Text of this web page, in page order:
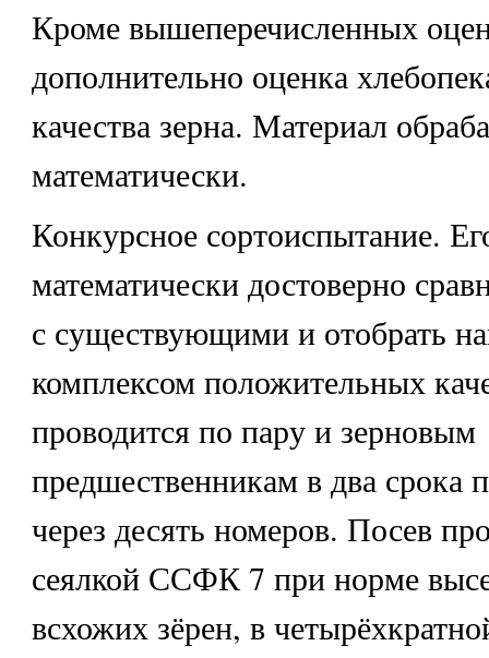
Кроме вышеперечисленных
дополнительно оценка
качества зерна. Материал
математически.
Конкурсное сортоиспытание.
математически достоверно
с существующими и отобрать
комплексом положительных
проводится по пару и зерновым
предшественникам в два срока
через десять номеров. Посев
сеялкой ССФК 7 при норме
всхожих зёрен, в